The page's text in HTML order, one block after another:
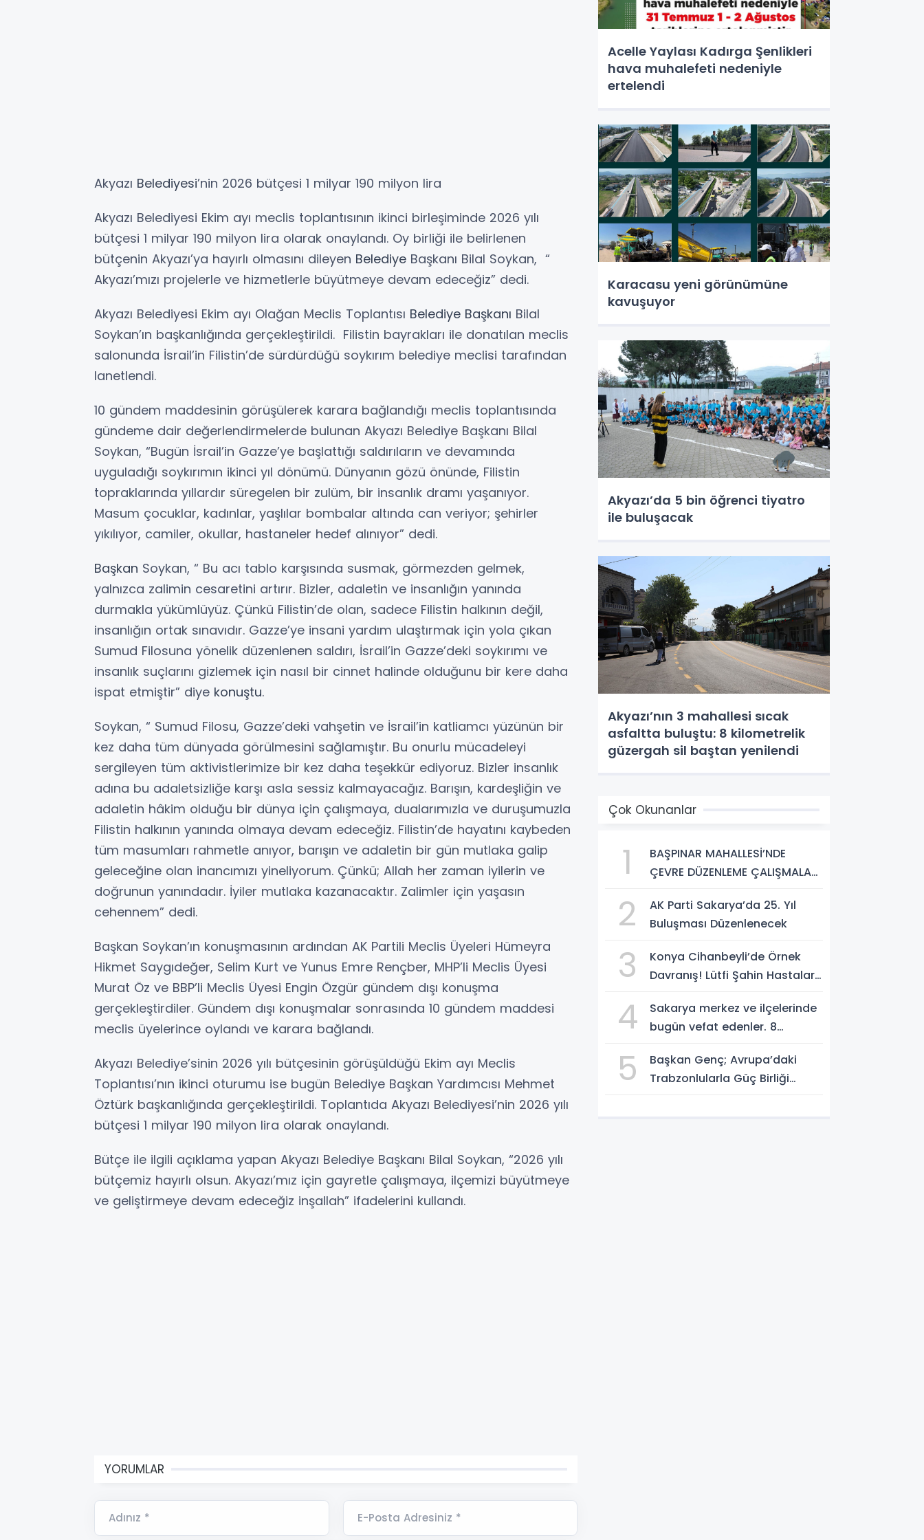
Akyazı Belediyesi’nin 2026 bütçesi 1 milyar 190 milyon lira
Akyazı Belediyesi Ekim ayı meclis toplantısının ikinci birleşiminde 2026 yılı
bütçesi 1 milyar 190 milyon lira olarak onaylandı. Oy birliği ile belirlenen
bütçenin Akyazı’ya hayırlı olmasını dileyen Belediye Başkanı Bilal Soykan, “
Akyazı’mızı projelerle ve hizmetlerle büyütmeye devam edeceğiz” dedi.
Akyazı Belediyesi Ekim ayı Olağan Meclis Toplantısı Belediye Başkanı Bilal
Soykan’ın başkanlığında gerçekleştirildi. Filistin bayrakları ile donatılan meclis
salonunda İsrail’in Filistin’de sürdürdüğü soykırım belediye meclisi tarafından
lanetlendi.
10 gündem maddesinin görüşülerek karara bağlandığı meclis toplantısında
gündeme dair değerlendirmelerde bulunan Akyazı Belediye Başkanı Bilal
Soykan, “Bugün İsrail’in Gazze’ye başlattığı saldırıların ve devamında
uyguladığı soykırımın ikinci yıl dönümü. Dünyanın gözü önünde, Filistin
topraklarında yıllardır süregelen bir zulüm, bir insanlık dramı yaşanıyor.
Masum çocuklar, kadınlar, yaşlılar bombalar altında can veriyor; şehirler
yıkılıyor, camiler, okullar, hastaneler hedef alınıyor” dedi.
Başkan Soykan, “ Bu acı tablo karşısında susmak, görmezden gelmek,
yalnızca zalimin cesaretini artırır. Bizler, adaletin ve insanlığın yanında
durmakla yükümlüyüz. Çünkü Filistin’de olan, sadece Filistin halkının değil,
insanlığın ortak sınavıdır. Gazze’ye insani yardım ulaştırmak için yola çıkan
Sumud Filosuna yönelik düzenlenen saldırı, İsrail’in Gazze’deki soykırımı ve
insanlık suçlarını gizlemek için nasıl bir cinnet halinde olduğunu bir kere daha
ispat etmiştir” diye konuştu.
Soykan, “ Sumud Filosu, Gazze’deki vahşetin ve İsrail’in katliamcı yüzünün bir
kez daha tüm dünyada görülmesini sağlamıştır. Bu onurlu mücadeleyi
sergileyen tüm aktivistlerimize bir kez daha teşekkür ediyoruz. Bizler insanlık
adına bu adaletsizliğe karşı asla sessiz kalmayacağız. Barışın, kardeşliğin ve
adaletin hâkim olduğu bir dünya için çalışmaya, dualarımızla ve duruşumuzla
Filistin halkının yanında olmaya devam edeceğiz. Filistin’de hayatını kaybeden
tüm masumları rahmetle anıyor, barışın ve adaletin bir gün mutlaka galip
geleceğine olan inancımızı yineliyorum. Çünkü; Allah her zaman iyilerin ve
doğrunun yanındadır. İyiler mutlaka kazanacaktır. Zalimler için yaşasın
cehennem” dedi.
Başkan Soykan’ın konuşmasının ardından AK Partili Meclis Üyeleri Hümeyra
Hikmet Saygıdeğer, Selim Kurt ve Yunus Emre Rençber, MHP’li Meclis Üyesi
Murat Öz ve BBP’li Meclis Üyesi Engin Özgür gündem dışı konuşma
gerçekleştirdiler. Gündem dışı konuşmalar sonrasında 10 gündem maddesi
meclis üyelerince oylandı ve karara bağlandı.
Akyazı Belediye’sinin 2026 yılı bütçesinin görüşüldüğü Ekim ayı Meclis
Toplantısı’nın ikinci oturumu ise bugün Belediye Başkan Yardımcısı Mehmet
Öztürk başkanlığında gerçekleştirildi. Toplantıda Akyazı Belediyesi’nin 2026 yılı
bütçesi 1 milyar 190 milyon lira olarak onaylandı.
Bütçe ile ilgili açıklama yapan Akyazı Belediye Başkanı Bilal Soykan, “2026 yılı
bütçemiz hayırlı olsun. Akyazı’mız için gayretle çalışmaya, ilçemizi büyütmeye
ve geliştirmeye devam edeceğiz inşallah” ifadelerini kullandı.
YORUMLAR
Adınız * E-Posta Adresiniz *
Acelle Yaylası Kadırga Şenlikleri
hava muhalefeti nedeniyle
ertelendi
Karacasu yeni görünümüne
kavuşuyor
Akyazı’da 5 bin öğrenci tiyatro
ile buluşacak
Akyazı’nın 3 mahallesi sıcak
asfaltta buluştu: 8 kilometrelik
güzergah sil baştan yenilendi
Çok Okunanlar
1
BAŞPINAR MAHALLESİ’NDE
ÇEVRE DÜZENLEME ÇALIŞMALARI
2
AK Parti Sakarya’da 25. Yıl
Buluşması Düzenlenecek
3
Konya Cihanbeyli’de Örnek
Davranış! Lütfi Şahin Hastalara
4
Sakarya merkez ve ilçelerinde
bugün vefat edenler. 8
5
Başkan Genç; Avrupa’daki
Trabzonlularla Güç Birliği